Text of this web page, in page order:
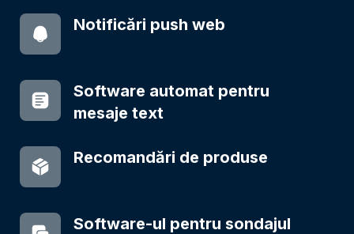
Notificări push web
Software automat pentru
mesaje text
Recomandări de produse
Software-ul pentru sondajul